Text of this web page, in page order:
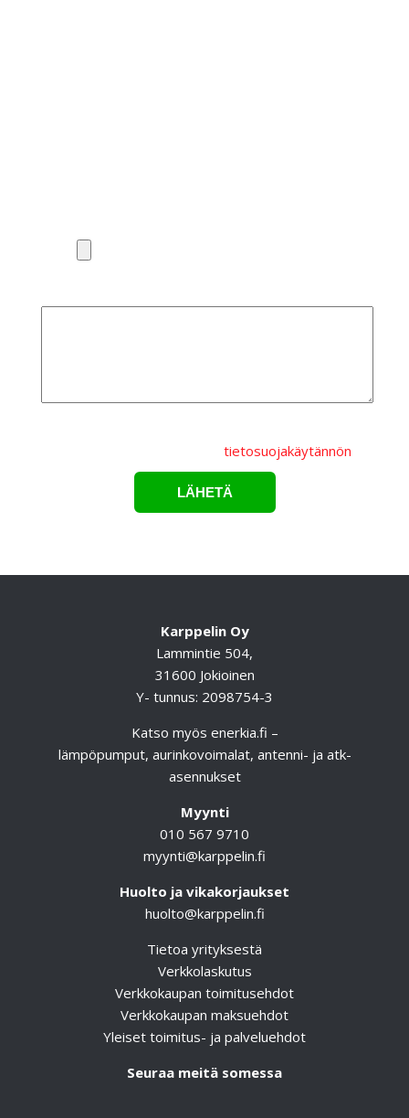
tietosuojakäytännön
Karppelin Oy
Lammintie 504,
31600 Jokioinen
Y- tunnus: 2098754-3
Katso myös enerkia.fi –
lämpöpumput, aurinkovoimalat, antenni- ja atk-
asennukset
Myynti
010 567 9710
myynti@karppelin.fi
Huolto ja vikakorjaukset
huolto@karppelin.fi
Tietoa yrityksestä
Verkkolaskutus
Verkkokaupan toimitusehdot
Verkkokaupan maksuehdot
Yleiset toimitus- ja palveluehdot
Seuraa meitä somessa